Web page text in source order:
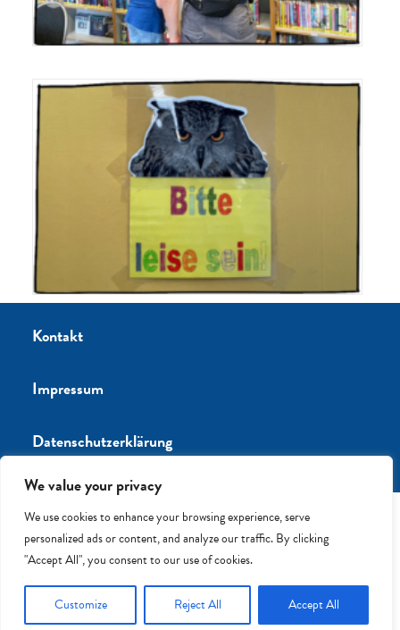
We value your privacy
We use cookies to enhance your browsing experience, serve
personalized ads or content, and analyze our traffic. By clicking
"Accept All", you consent to our use of cookies.
Customize Reject All Accept All
Kontakt
Impressum
Datenschutzerklärung
®2023 Anne-Frank-Grundschule